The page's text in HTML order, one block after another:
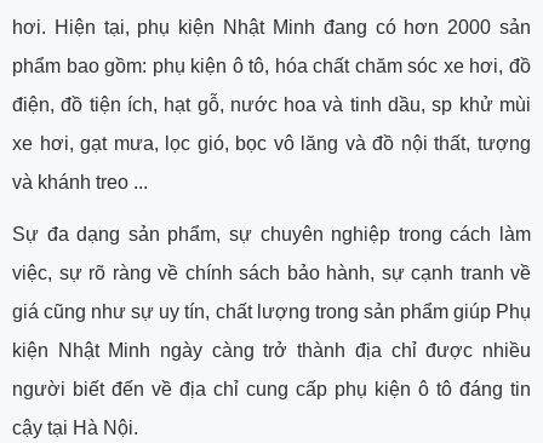
hơi. Hiện tại, phụ kiện Nhật Minh đang có hơn 2000 sản
phẩm bao gồm: phụ kiện ô tô, hóa chất chăm sóc xe hơi, đồ
điện, đồ tiện ích, hạt gỗ, nước hoa và tinh dầu, sp khử mùi
xe hơi, gạt mưa, lọc gió, bọc vô lăng và đồ nội thất, tượng
và khánh treo ...
Sự đa dạng sản phẩm, sự chuyên nghiệp trong cách làm
việc, sự rõ ràng về chính sách bảo hành, sự cạnh tranh về
giá cũng như sự uy tín, chất lượng trong sản phẩm giúp Phụ
kiện Nhật Minh ngày càng trở thành địa chỉ được nhiều
người biết đến về địa chỉ cung cấp phụ kiện ô tô đáng tin
cậy tại Hà Nội.